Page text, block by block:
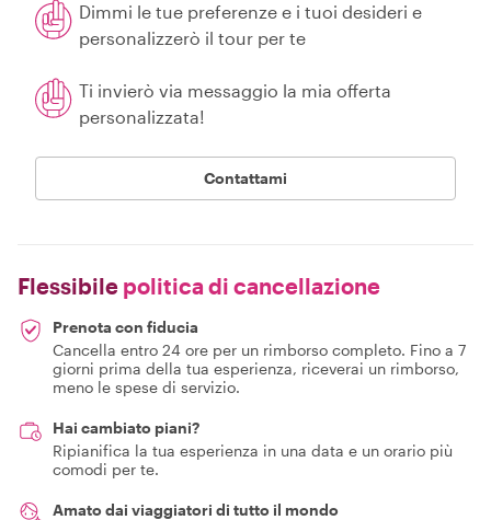
Dimmi le tue preferenze e i tuoi desideri e
personalizzerò il tour per te
Ti invierò via messaggio la mia offerta
personalizzata!
Contattami
Flessibile politica di cancellazione
Prenota con fiducia
Cancella entro 24 ore per un rimborso completo. Fino a 7
giorni prima della tua esperienza, riceverai un rimborso,
meno le spese di servizio.
Hai cambiato piani?
Ripianifica la tua esperienza in una data e un orario più
comodi per te.
Amato dai viaggiatori di tutto il mondo